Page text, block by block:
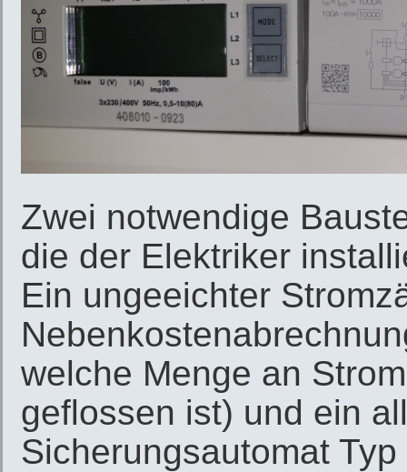
Zwei notwendige
die der Elektriker
Ein ungeeichter
welche Menge an
geflossen ist) und ein
Sicherungsautomat Typ